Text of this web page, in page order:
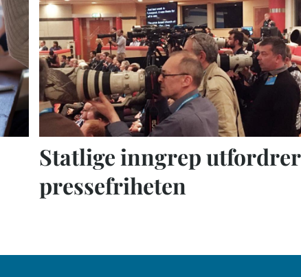
Statlige inngrep utfordrer
pressefriheten